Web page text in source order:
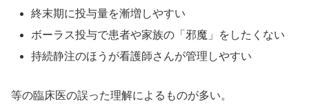
終末期に投与量を漸増しやすい
ボーラス投与で患者や家族の「邪魔」をしたくない
持続静注のほうが看護師さんが管理しやすい
等の臨床医の誤った理解によるものが多い。